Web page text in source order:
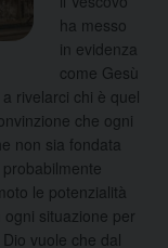
ha messo
in evidenza
come Gesù
rivelarci chi è quel
che ogni
non sia fondata
le potenzialità
situazione per
vuole che dal